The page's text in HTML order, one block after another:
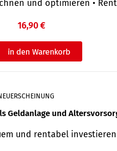
und optimieren •
16,90 €
Geldanlage und
und rentabel investieren